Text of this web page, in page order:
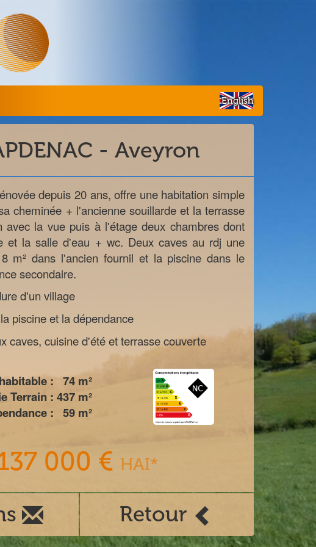
English
- Aveyron
depuis 20 ans, offre une habitation simple
cheminée + l'ancienne souillarde et la terrasse
avec la vue puis à l'étage deux chambres dont
et la salle d'eau + wc. Deux caves au rdj une
m² dans l'ancien fournil et la piscine dans le
secondaire.
d'un village
piscine et la dépendance
caves, cuisine d'été et terrasse couverte
: 74 m²
Terrain : 437 m²
: 59 m²
000 € HAI*
Retour